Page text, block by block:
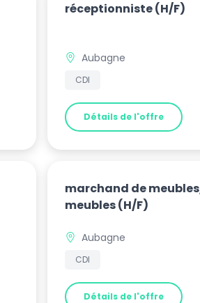
réceptionniste(H/F)
Aubagne
CDI
Détails de l'offre
marchand de
meubles(H/F)
Aubagne
CDI
Détails de l'offre